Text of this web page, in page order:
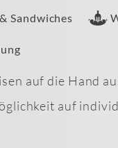
Sandwiches
auf die Hand
auf